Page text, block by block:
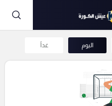
اليوم غداً